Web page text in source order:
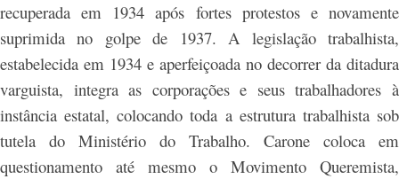
recuperada em 1934 após fortes protestos e novamente
suprimida no golpe de 1937. A legislação trabalhista,
estabelecida em 1934 e aperfeiçoada no decorrer da ditadura
varguista, integra as corporações e seus trabalhadores à
instância estatal, colocando toda a estrutura trabalhista sob
tutela do Ministério do Trabalho. Carone coloca em
questionamento até mesmo o Movimento Queremista,